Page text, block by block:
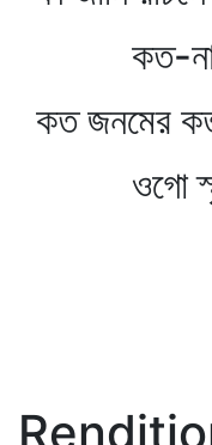
কত-না
কত জনমের কত
ওগো